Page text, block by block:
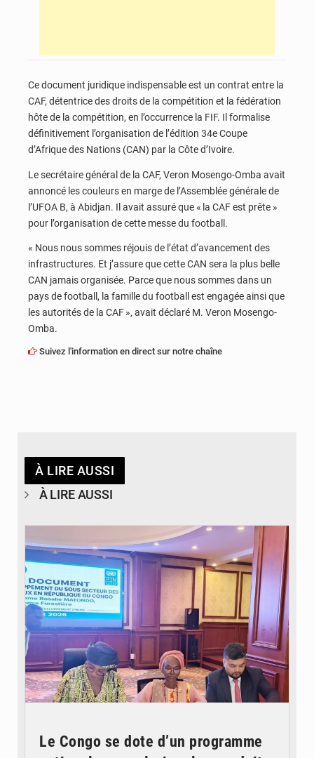
Ce document juridique indispensable est un contrat entre la
CAF, détentrice des droits de la compétition et la fédération
hôte de la compétition, en l’occurrence la FIF. Il formalise
définitivement l’organisation de l’édition 34e Coupe
d’Afrique des Nations (CAN) par la Côte d’Ivoire.
Le secrétaire général de la CAF, Veron Mosengo-Omba avait
annoncé les couleurs en marge de l’Assemblée générale de
l’UFOA B, à Abidjan. Il avait assuré que « la CAF est prête »
pour l’organisation de cette messe du football.
« Nous nous sommes réjouis de l’état d’avancement des
infrastructures. Et j’assure que cette CAN sera la plus belle
CAN jamais organisée. Parce que nous sommes dans un
pays de football, la famille du football est engagée ainsi que
les autorités de la CAF », avait déclaré M. Veron Mosengo-
Omba.
Suivez l'information en direct sur notre chaîne
À LIRE AUSSI
À LIRE AUSSI
Le Congo se dote d’un programme